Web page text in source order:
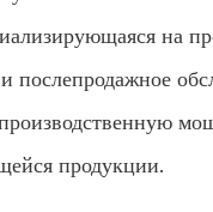
на
послепродажное
продукции.